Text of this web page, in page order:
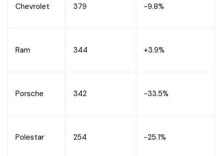
Chevrolet 379 -9.8%
Ram 344 +3.9%
Porsche 342 -33.5%
Polestar 254 -25.1%